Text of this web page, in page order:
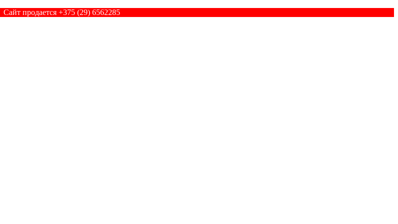
Сайт продается +375 (29) 6562285